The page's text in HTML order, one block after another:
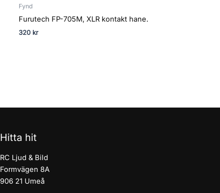
Fynd
Furutech FP-705M, XLR kontakt hane.
320 kr
Hitta hit
RC Ljud & Bild
Formvägen 8A
906 21 Umeå